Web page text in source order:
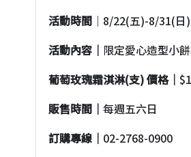
活動時間｜8/22(五)-8/31(日)
活動內容｜ 限定愛心造型小
葡萄玫瑰霜淇淋(支) 價格｜
販售時間｜ 每週五六日
訂購專線｜ 02-2768-0900